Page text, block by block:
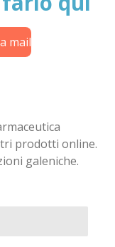
mail
prodotti online.
galeniche.